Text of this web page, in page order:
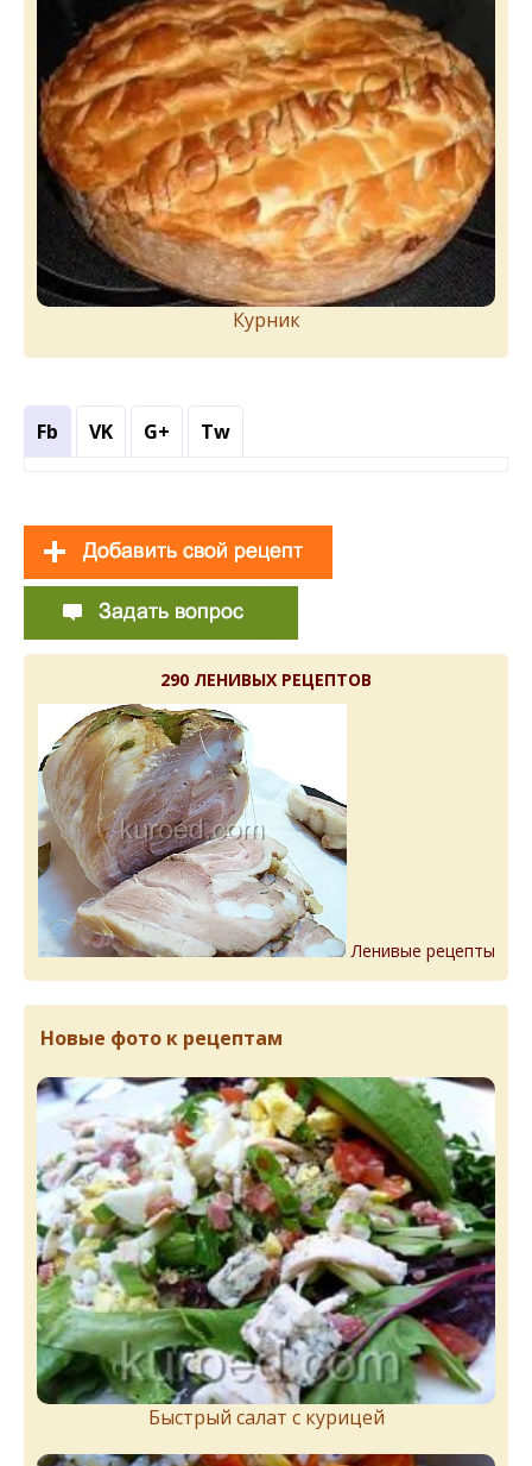
Курник
Fb VK G+ Tw
290 ЛЕНИВЫХ РЕЦЕПТОВ
Ленивые рецепты
Новые фото к рецептам
Быстрый салат с курицей